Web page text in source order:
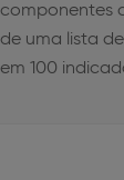
componentes
de uma lista
em 100